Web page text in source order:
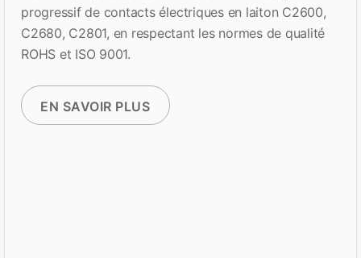
progressif de contacts électriques en laiton C2600,
C2680, C2801, en respectant les normes de qualité
ROHS et ISO 9001.
EN SAVOIR PLUS